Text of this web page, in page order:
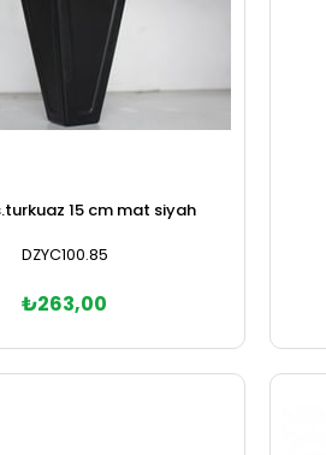
15 cm mat siyah
DZYC100.85
₺263,00
Sepete Ekle